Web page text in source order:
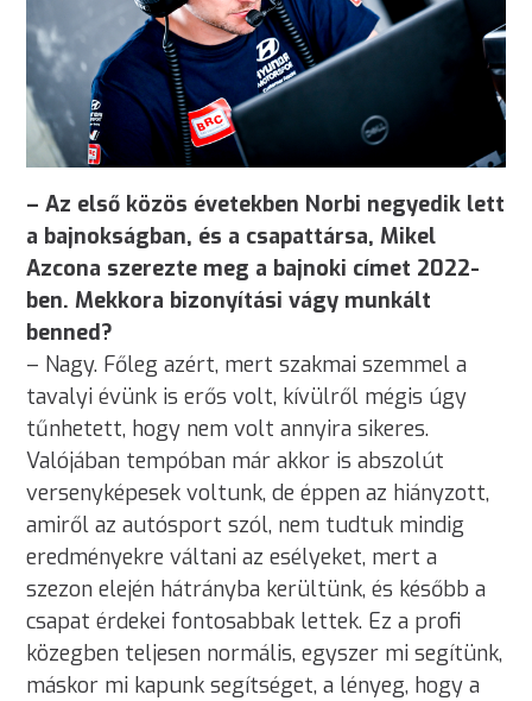
– Az első közös évetekben Norbi negyedik lett
a bajnokságban, és a csapattársa, Mikel
Azcona szerezte meg a bajnoki címet 2022-
ben. Mekkora bizonyítási vágy munkált
benned?
– Nagy. Főleg azért, mert szakmai szemmel a
tavalyi évünk is erős volt, kívülről mégis úgy
tűnhetett, hogy nem volt annyira sikeres.
Valójában tempóban már akkor is abszolút
versenyképesek voltunk, de éppen az hiányzott,
amiről az autósport szól, nem tudtuk mindig
eredményekre váltani az esélyeket, mert a
szezon elején hátrányba kerültünk, és később a
csapat érdekei fontosabbak lettek. Ez a profi
közegben teljesen normális, egyszer mi segítünk,
máskor mi kapunk segítséget, a lényeg, hogy a